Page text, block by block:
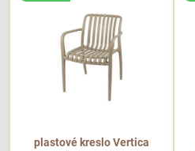
plastové kreslo Vertica